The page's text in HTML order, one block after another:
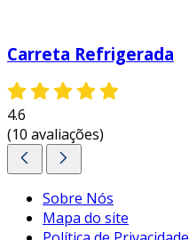
Carreta Refrigerada
4.6
(10 avaliações)
Sobre Nós
Mapa do site